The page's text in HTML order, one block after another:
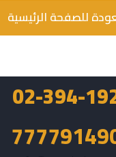
للصفحة الرئيسية
02-394-